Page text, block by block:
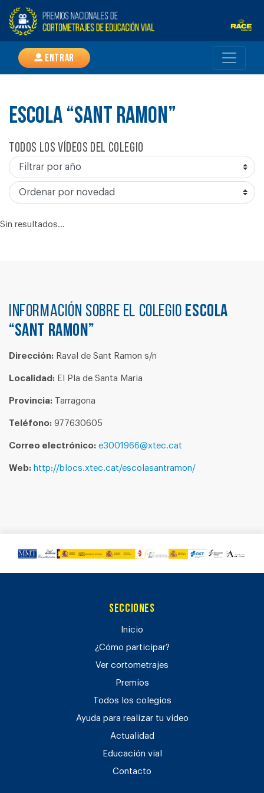
Entrar
ESCOLA “SANT RAMON”
Todos los vídeos del colegio
Sin resultados...
Información sobre el colegio ESCOLA
“SANT RAMON”
Dirección: Raval de Sant Ramon s/n
Localidad: El Pla de Santa Maria
Provincia: Tarragona
Teléfono: 977630605
Correo electrónico: e3001966@xtec.cat
Web: http://blocs.xtec.cat/escolasantramon/
Secciones
Inicio
¿Cómo participar?
Ver cortometrajes
Premios
Todos los colegios
Ayuda para realizar tu vídeo
Actualidad
Educación vial
Contacto